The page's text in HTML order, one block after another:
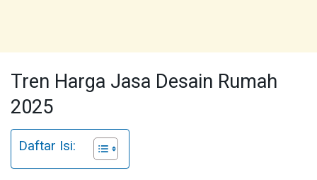
Tren Harga Jasa Desain Rumah
2025
Daftar Isi: